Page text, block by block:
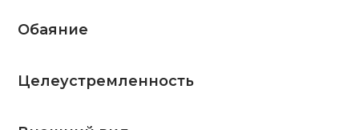
Обаяние
Целеустремленность